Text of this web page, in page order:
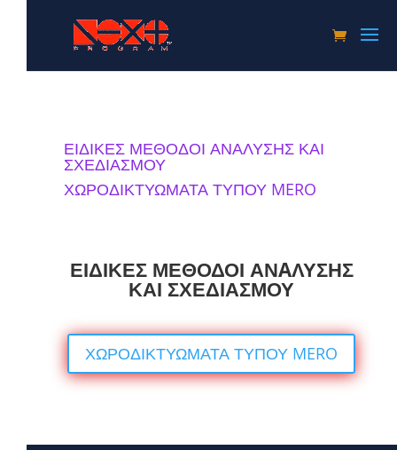
ΕΙΔΙΚΕΣ ΜΕΘΟΔΟΙ ΑΝΑΛΥΣΗΣ ΚΑΙ
ΣΧΕΔΙΑΣΜΟΥ
ΧΩΡΟΔΙΚΤΥΩΜΑΤΑ ΤΥΠΟΥ MERO
ΕΙΔΙΚΕΣ ΜΕΘΟΔΟΙ ΑΝAΛΥΣΗΣ
ΚΑΙ ΣΧΕΔΙΑΣΜΟΥ
ΧΩΡΟΔΙΚΤΥΩΜΑΤΑ ΤΥΠΟΥ MERO